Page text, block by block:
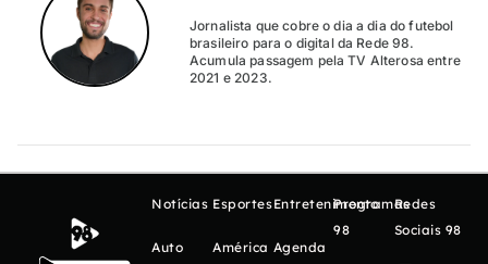
Jornalista que cobre o dia a dia do futebol
brasileiro para o digital da Rede 98.
Acumula passagem pela TV Alterosa entre
2021 e 2023.
Notícias
Auto
Esportes
América
Entretenimento
Agenda
Programas
98
Redes
Sociais 98